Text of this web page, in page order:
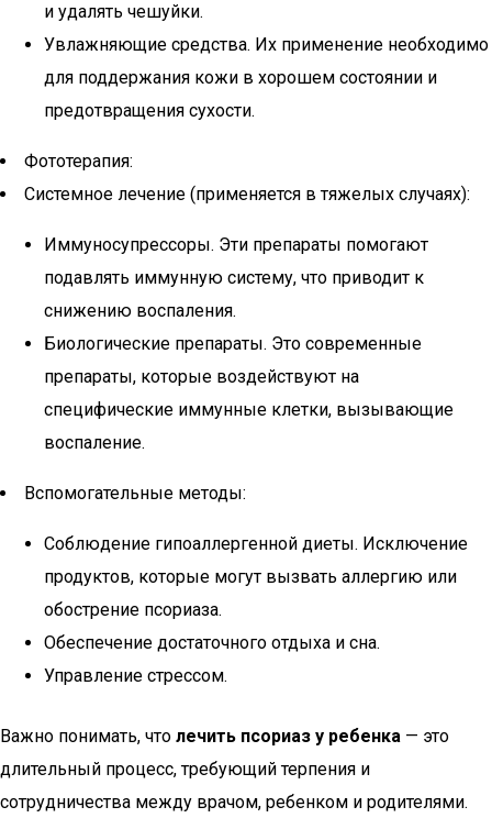
и удалять чешуйки.
Увлажняющие средства. Их применение необходимо
для поддержания кожи в хорошем состоянии и
предотвращения сухости.
Фототерапия:
Системное лечение (применяется в тяжелых случаях):
Иммуносупрессоры. Эти препараты помогают
подавлять иммунную систему, что приводит к
снижению воспаления.
Биологические препараты. Это современные
препараты, которые воздействуют на
специфические иммунные клетки, вызывающие
воспаление.
Вспомогательные методы:
Соблюдение гипоаллергенной диеты. Исключение
продуктов, которые могут вызвать аллергию или
обострение псориаза.
Обеспечение достаточного отдыха и сна.
Управление стрессом.
Важно понимать, что лечить псориаз у ребенка — это
длительный процесс, требующий терпения и
сотрудничества между врачом, ребенком и родителями.